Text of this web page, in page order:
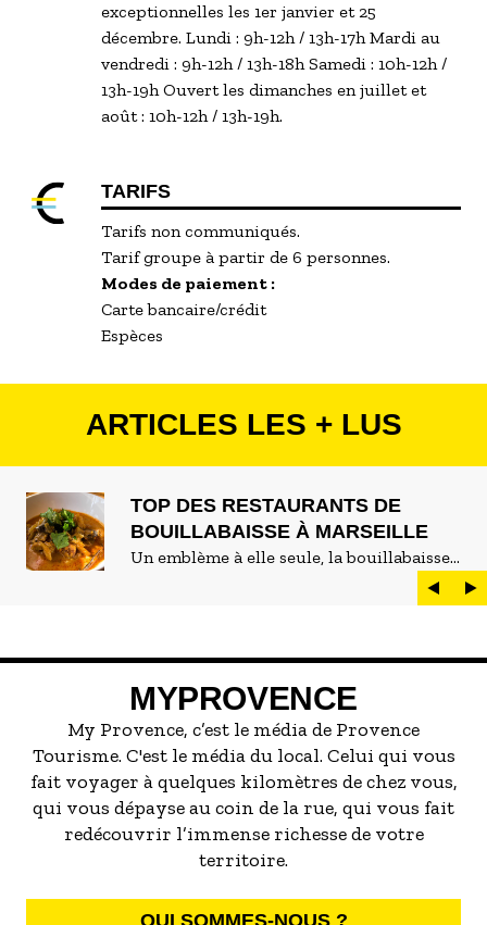
exceptionnelles les 1er janvier et 25
décembre. Lundi : 9h-12h / 13h-17h Mardi au
vendredi : 9h-12h / 13h-18h Samedi : 10h-12h /
13h-19h Ouvert les dimanches en juillet et
août : 10h-12h / 13h-19h.
TARIFS
Tarifs non communiqués.
Tarif groupe à partir de 6 personnes.
Modes de paiement :
Carte bancaire/crédit
Espèces
ARTICLES LES + LUS
TOP DES RESTAURANTS DE
BOUILLABAISSE À MARSEILLE
Un emblème à elle seule, la bouillabaisse
est LE plat marseillais par excellence. On
peut d'ailleurs vite être submergé·e par la
servir la meilleure...
MYPROVENCE
My Provence, c’est le média de Provence
Tourisme. C'est le média du local. Celui qui vous
fait voyager à quelques kilomètres de chez vous,
qui vous dépayse au coin de la rue, qui vous fait
redécouvrir l’immense richesse de votre
territoire.
QUI SOMMES-NOUS ?